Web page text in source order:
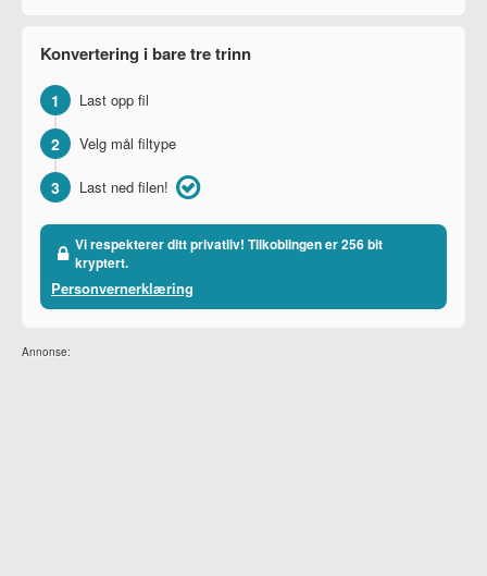
Konvertering i bare tre trinn
1 Last opp fil
2 Velg mål filtype
3 Last ned filen!
Vi respekterer ditt privatliv! Tilkoblingen er 256 bit
kryptert.
Personvernerklæring
Annonse: